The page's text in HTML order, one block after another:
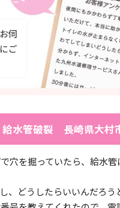
伺
ご
給水管破裂 長崎県大村
穴を掘っていたら、給水
、どうしたらいいんだろ